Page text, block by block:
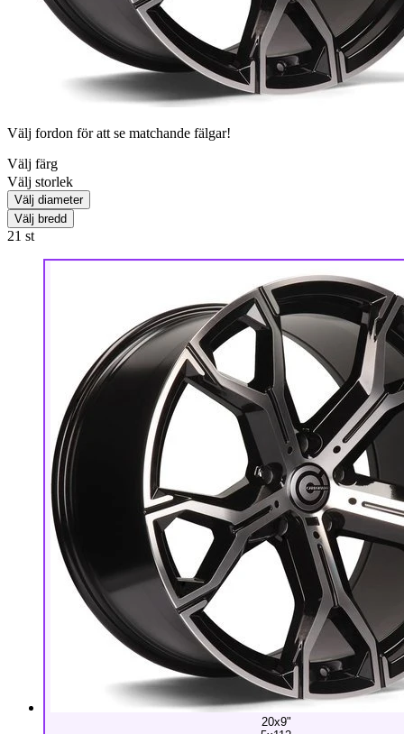
Välj fordon för att se matchande fälgar!
Välj färg
Välj storlek
Välj diameter
Välj bredd
21 st
20x9"